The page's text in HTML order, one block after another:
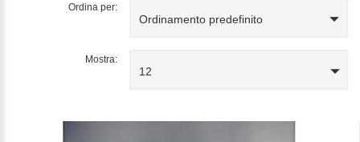
Ordina per:
Ordinamento predefinito
Mostra:
12